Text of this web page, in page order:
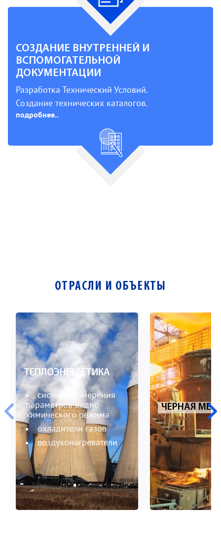
конечного объёма.
Теплофизический расчёт методом конечного
Расчёт на прочность и устойчивость методом
конечных элементов.
Создание конструкторской документации (по
ЕСКД): чертежи деталей, сборочные чертежи и
спецификации, монтажно-габаритные чертежи.
Разработка эксплуатационной документации.
СОЗДАНИЕ ВНУТРЕННЕЙ И
ВСПОМОГАТЕЛЬНОЙ
ДОКУМЕНТАЦИИ
Разработка Технический Условий.
Создание технических каталогов.
Разработка программ и методик испытаний.
подробнее..
ОТРАСЛИ И ОБЪЕКТЫ
ТЕПЛОЭНЕРГЕТИКА
системы измерения
параметров водно-
химического режима
охладители газов
воздухонагреватели
ЧЕРНАЯ